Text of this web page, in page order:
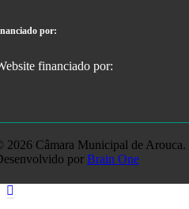
por:
2026 Câmara Municipal de Arouca.
por Brain One